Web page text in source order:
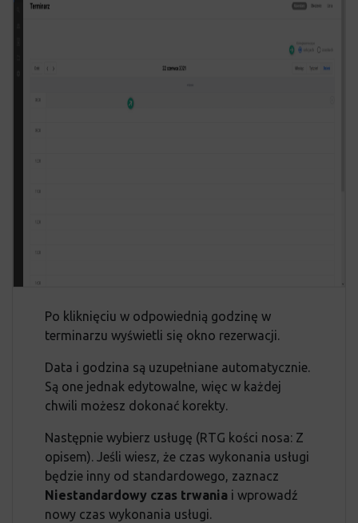
Po kliknięciu w odpowiednią godzinę w
terminarzu wyświetli się okno rezerwacji.
Data i godzina są uzupełniane automatycznie.
Są one jednak edytowalne, więc w każdej
chwili możesz dokonać korekty.
Następnie wybierz usługę (RTG kości nosa: Z
opisem). Jeśli wiesz, że czas wykonania usługi
będzie inny od standardowego, zaznacz
Niestandardowy czas trwania i wprowadź
nowy czas wykonania usługi.